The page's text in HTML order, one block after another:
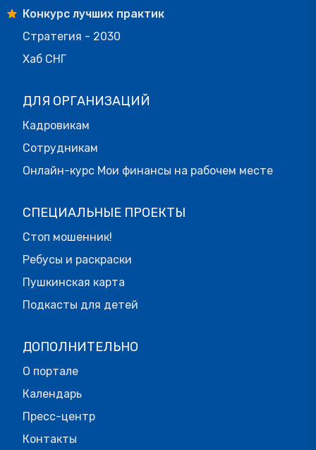
Конкурс лучших практик
Стратегия - 2030
Хаб СНГ
ДЛЯ ОРГАНИЗАЦИЙ
Кадровикам
Сотрудникам
Онлайн-курс Мои финансы на рабочем месте
СПЕЦИАЛЬНЫЕ ПРОЕКТЫ
Стоп мошенник!
Ребусы и раскраски
Пушкинская карта
Подкасты для детей
ДОПОЛНИТЕЛЬНО
О портале
Календарь
Пресс-центр
Контакты